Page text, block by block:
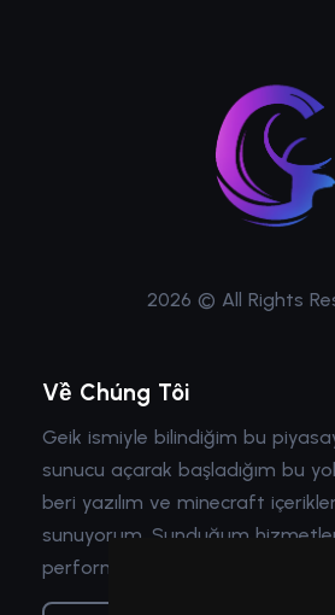
2026 © All Rights
Về Chúng Tôi
Geik ismiyle bilindiğim bu
sunucu açarak başladığım bu
beri yazılım ve minecraft
sunuyorum. Sunduğum
performans, güvenlik ve